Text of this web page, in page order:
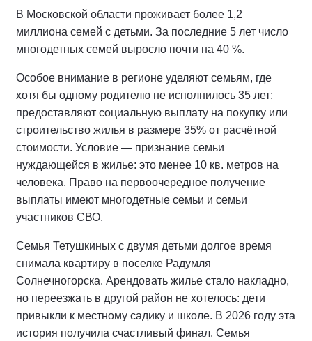
В Московской области проживает более 1,2
миллиона семей с детьми. За последние 5 лет число
многодетных семей выросло почти на 40 %.
Особое внимание в регионе уделяют семьям, где
хотя бы одному родителю не исполнилось 35 лет:
предоставляют социальную выплату на покупку или
строительство жилья в размере 35% от расчётной
стоимости. Условие — признание семьи
нуждающейся в жилье: это менее 10 кв. метров на
человека. Право на первоочередное получение
выплаты имеют многодетные семьи и семьи
участников СВО.
Семья Тетушкиных с двумя детьми долгое время
снимала квартиру в поселке Радумля
Солнечногорска. Арендовать жилье стало накладно,
но переезжать в другой район не хотелось: дети
привыкли к местному садику и школе. В 2026 году эта
история получила счастливый финал. Семья